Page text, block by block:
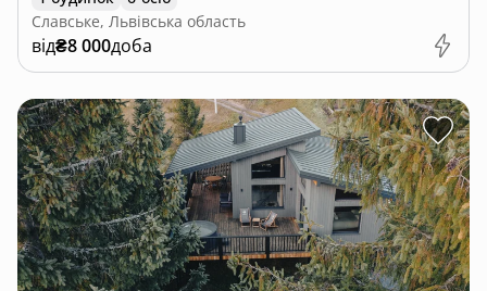
Славське, Львівська область
від₴8 000доба